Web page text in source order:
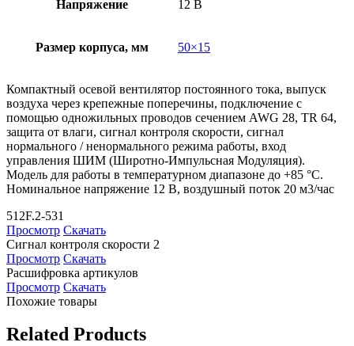
Напряжение 12 В
Размер корпуса, мм 50×15
Компактный осевой вентилятор постоянного тока, выпуск
воздуха через крепежные поперечины, подключение с
помощью одножильных проводов сечением AWG 28, TR 64,
защита от влаги, сигнал контроля скорости, сигнал
нормального / ненормального режима работы, вход
управления ШИМ (Широтно-Импульсная Модуляция).
Модель для работы в температурном диапазоне до +85 °C.
Номинальное напряжение 12 В, воздушный поток 20 м3/час
512F.2-531
Просмотр Скачать
Сигнал контроля скорости 2
Просмотр Скачать
Расшифровка артикулов
Просмотр Скачать
Похожие товары
Related Products